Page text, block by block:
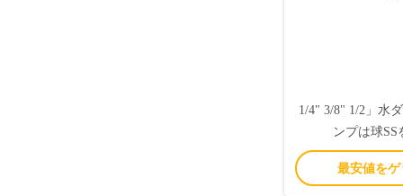
1/4" 3/8" 1/2」水
ンプは球SS
最安値を